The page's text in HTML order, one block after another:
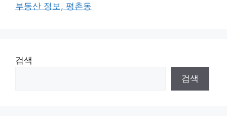
부동산 정보, 평촌동
검색
검색